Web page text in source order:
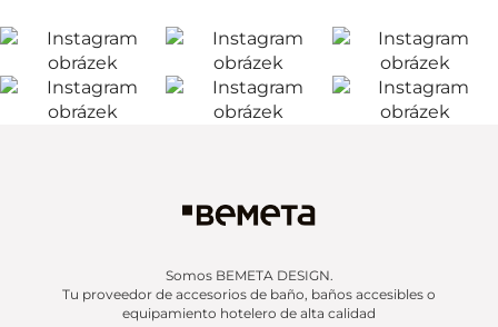
Somos BEMETA DESIGN.
Tu proveedor de accesorios de baño, baños accesibles o
equipamiento hotelero de alta calidad